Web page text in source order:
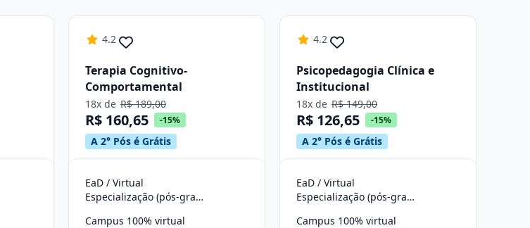
4.2
Terapia Cognitivo-
Comportamental
18x de R$ 189,00
R$ 160,65 -15%
A 2° Pós é Grátis
EaD / Virtual
Especialização (pós-graduação)
Campus 100% virtual
4.2
Psicopedagogia Clínica e
Institucional
18x de R$ 149,00
R$ 126,65 -15%
A 2° Pós é Grátis
EaD / Virtual
Especialização (pós-graduação)
Campus 100% virtual